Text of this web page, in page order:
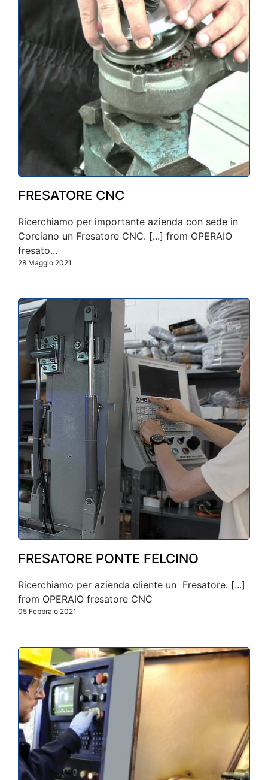
FRESATORE CNC
Ricerchiamo per importante azienda con sede in
Corciano un Fresatore CNC. [...] from OPERAIO
fresato...
28 Maggio 2021
FRESATORE PONTE FELCINO
Ricerchiamo per azienda cliente un Fresatore. [...]
from OPERAIO fresatore CNC
05 Febbraio 2021